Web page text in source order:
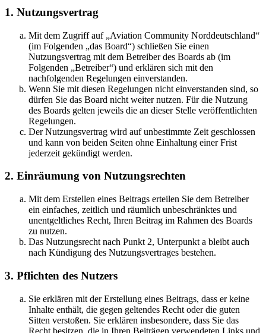
1. Nutzungsvertrag
Mit dem Zugriff auf „Aviation Community Norddeutschland“
(im Folgenden „das Board“) schließen Sie einen
Nutzungsvertrag mit dem Betreiber des Boards ab (im
Folgenden „Betreiber“) und erklären sich mit den
nachfolgenden Regelungen einverstanden.
Wenn Sie mit diesen Regelungen nicht einverstanden sind, so
dürfen Sie das Board nicht weiter nutzen. Für die Nutzung
des Boards gelten jeweils die an dieser Stelle veröffentlichten
Regelungen.
Der Nutzungsvertrag wird auf unbestimmte Zeit geschlossen
und kann von beiden Seiten ohne Einhaltung einer Frist
jederzeit gekündigt werden.
2. Einräumung von Nutzungsrechten
Mit dem Erstellen eines Beitrags erteilen Sie dem Betreiber
ein einfaches, zeitlich und räumlich unbeschränktes und
unentgeltliches Recht, Ihren Beitrag im Rahmen des Boards
zu nutzen.
Das Nutzungsrecht nach Punkt 2, Unterpunkt a bleibt auch
nach Kündigung des Nutzungsvertrages bestehen.
3. Pflichten des Nutzers
Sie erklären mit der Erstellung eines Beitrags, dass er keine
Inhalte enthält, die gegen geltendes Recht oder die guten
Sitten verstoßen. Sie erklären insbesondere, dass Sie das
Recht besitzen, die in Ihren Beiträgen verwendeten Links und